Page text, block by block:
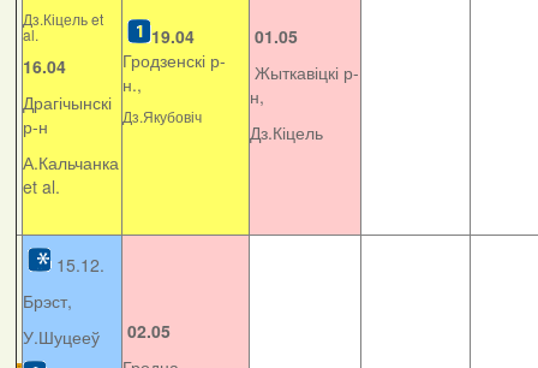
Дз.Кіцель et
al.
16.04
Драгічынскі
р-н
А.Кальчанка
et al.
19.04
Гродзенскі р-
н.,
Дз.Якубовіч
01.05
Жыткавіцкі р-
н,
Дз.Кіцель
15.12.
Брэст,
У.Шуцееў
02.05